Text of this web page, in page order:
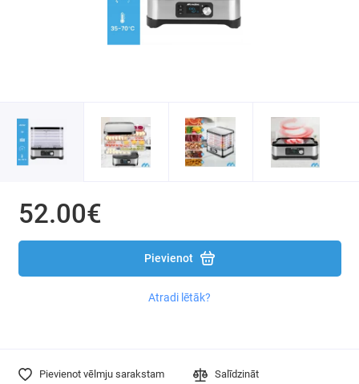
Elektroniskie virtuves svari
Augļu / sēņu žāvētāji
Naži un nažu asinātāji
Garšvielu dzirnaviņas
Sprieguma stabilizatori
52.00€
Pievienot
Atradi lētāk?
Pievienot vēlmju sarakstam Salīdzināt